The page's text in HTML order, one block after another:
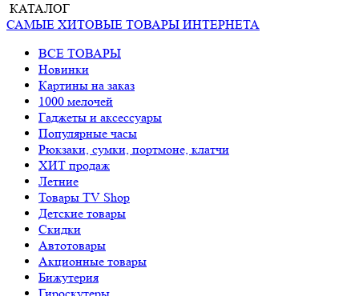
КАТАЛОГ
САМЫЕ ХИТОВЫЕ ТОВАРЫ ИНТЕРНЕТА
ВСЕ ТОВАРЫ
Новинки
Картины на заказ
1000 мелочей
Гаджеты и аксессуары
Популярные часы
Рюкзаки, сумки, портмоне, клатчи
ХИТ продаж
Летние
Товары TV Shop
Детские товары
Cкидки
Автотовары
Акционные товары
Бижутерия